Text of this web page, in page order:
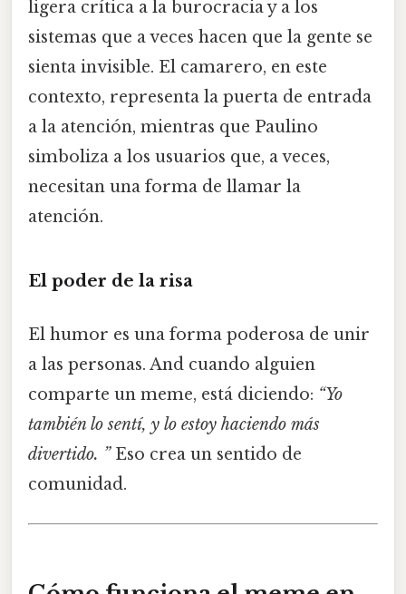
ligera crítica a la burocracia y a los
sistemas que a veces hacen que la gente se
sienta invisible. El camarero, en este
contexto, representa la puerta de entrada
a la atención, mientras que Paulino
simboliza a los usuarios que, a veces,
necesitan una forma de llamar la
atención.
El poder de la risa
El humor es una forma poderosa de unir
a las personas. And cuando alguien
comparte un meme, está diciendo: “Yo
también lo sentí, y lo estoy haciendo más
divertido. ”Eso crea un sentido de
comunidad.